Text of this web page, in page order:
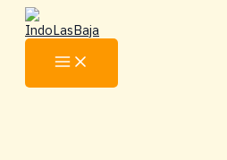
Lewati
konten